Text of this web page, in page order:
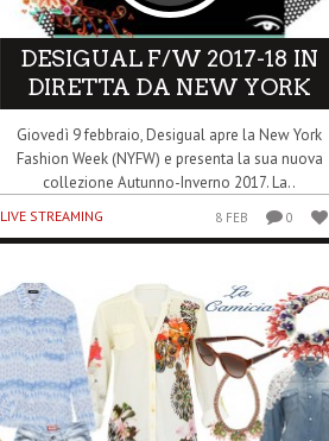
DESIGUAL F/W 2017-18 IN
DIRETTA DA NEW YORK
Giovedì 9 febbraio, Desigual apre la New York
Fashion Week (NYFW) e presenta la sua nuova
collezione Autunno-Inverno 2017. La..
LIVE STREAMING 8 FEB 0